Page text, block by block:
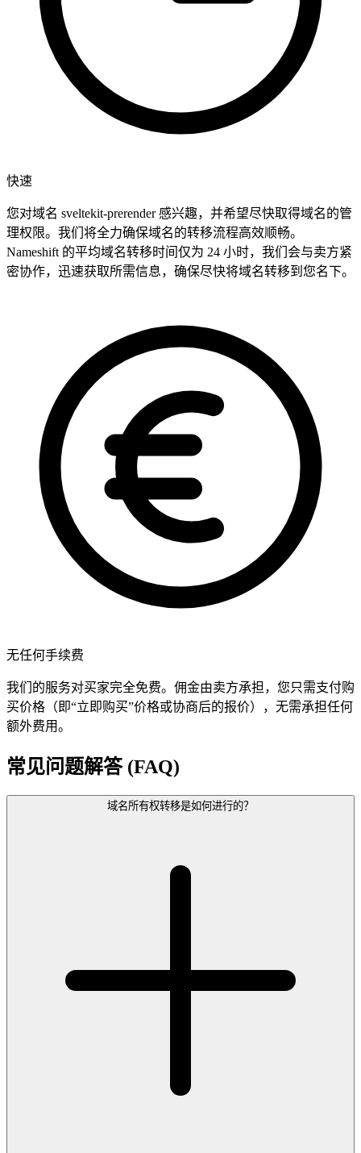
快速
您对域名 sveltekit-prerender 感兴趣，并希望尽快取得域名的管
理权限。我们将全力确保域名的转移流程高效顺畅。
Nameshift 的平均域名转移时间仅为 24 小时，我们会与卖方紧
密协作，迅速获取所需信息，确保尽快将域名转移到您名下。
无任何手续费
我们的服务对买家完全免费。佣金由卖方承担，您只需支付购
买价格（即“立即购买”价格或协商后的报价），无需承担任何
额外费用。
常见问题解答 (FAQ)
域名所有权转移是如何进行的？